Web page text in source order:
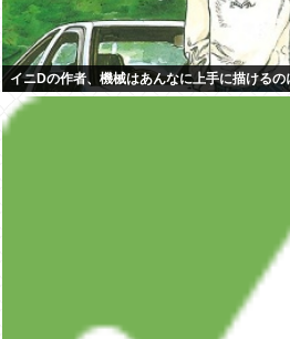
イニDの作者、機械はあんなに上手に描けるの